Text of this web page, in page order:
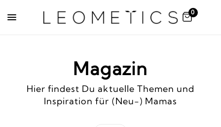
0
Magazin
Hier findest Du aktuelle Themen und
Inspiration für (Neu-) Mamas